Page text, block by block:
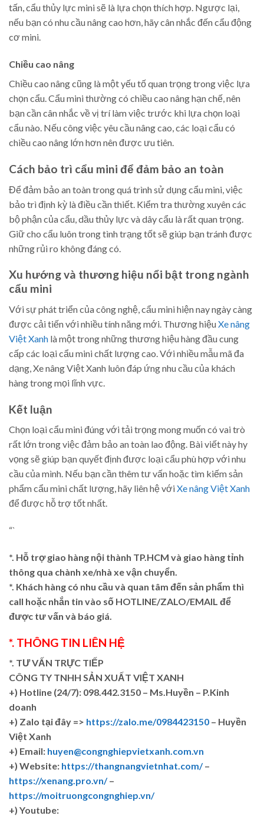
tấn, cẩu thủy lực mini sẽ là lựa chọn thích hợp. Ngược lại,
nếu bạn có nhu cầu nâng cao hơn, hãy cân nhắc đến cẩu động
cơ mini.
Chiều cao nâng
Chiều cao nâng cũng là một yếu tố quan trọng trong việc lựa
chọn cẩu. Cẩu mini thường có chiều cao nâng hạn chế, nên
bạn cần cân nhắc về vị trí làm việc trước khi lựa chọn loại
cẩu nào. Nếu công việc yêu cầu nâng cao, các loại cẩu có
chiều cao nâng lớn hơn nên được ưu tiên.
Cách bảo trì cẩu mini để đảm bảo an toàn
Để đảm bảo an toàn trong quá trình sử dụng cẩu mini, việc
bảo trì định kỳ là điều cần thiết. Kiểm tra thường xuyên các
bộ phận của cẩu, dầu thủy lực và dây cẩu là rất quan trọng.
Giữ cho cẩu luôn trong tình trạng tốt sẽ giúp bạn tránh được
những rủi ro không đáng có.
Xu hướng và thương hiệu nổi bật trong ngành
cẩu mini
Với sự phát triển của công nghệ, cẩu mini hiện nay ngày càng
được cải tiến với nhiều tính năng mới. Thương hiệuXe nâng
Việt Xanh là một trong những thương hiệu hàng đầu cung
cấp các loại cẩu mini chất lượng cao. Với nhiều mẫu mã đa
dạng, Xe nâng Việt Xanh luôn đáp ứng nhu cầu của khách
hàng trong mọi lĩnh vực.
Kết luận
Chọn loại cẩu mini đúng với tải trọng mong muốn có vai trò
rất lớn trong việc đảm bảo an toàn lao động. Bài viết này hy
vọng sẽ giúp bạn quyết định được loại cẩu phù hợp với nhu
cầu của mình. Nếu bạn cần thêm tư vấn hoặc tìm kiếm sản
phẩm cẩu mini chất lượng, hãy liên hệ vớiXe nâng Việt Xanh
để được hỗ trợ tốt nhất.
“`
*. Hỗ trợ giao hàng nội thành TP.HCM và giao hàng tỉnh
thông qua chành xe/nhà xe vận chuyển.
*. Khách hàng có nhu cầu và quan tâm đến sản phẩm thì
call hoặc nhắn tin vào số HOTLINE/ZALO/EMAIL để
được tư vấn và báo giá.
*. THÔNG TIN LIÊN HỆ
*. TƯ VẤN TRỰC TIẾP
CÔNG TY TNHH SẢN XUẤT VIỆT XANH
+) Hotline (24/7): 098.442.3150 – Ms.Huyền – P.Kinh
doanh
+) Zalo tại đây => https://zalo.me/0984423150 – Huyền
Việt Xanh
+) Email: huyen@congnghiepvietxanh.com.vn
+) Website: https://thangnangvietnhat.com/–
https://xenang.pro.vn/–
https://moitruongcongnghiep.vn/
+) Youtube: